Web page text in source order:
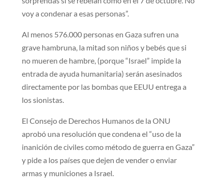
voy a condenar a esas personas”.
Al menos 576.000 personas en Gaza sufren una
grave hambruna, la mitad son niños y bebés que si
no mueren de hambre, (porque “Israel” impide la
entrada de ayuda humanitaria) serán asesinados
directamente por las bombas que EEUU entrega a
los sionistas.
El Consejo de Derechos Humanos de la ONU
aprobó una resolución que condena el “uso de la
inanición de civiles como método de guerra en Gaza”
y pide a los países que dejen de vender o enviar
armas y municiones a Israel.